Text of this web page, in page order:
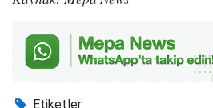
Etiketler :